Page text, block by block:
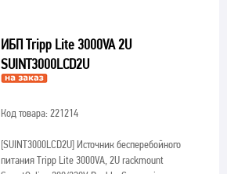
ИБП Tripp Lite 3000VA 2U
SUINT3000LCD2U
Код товара: 221214
[SUINT3000LCD2U]Источник бесперебойного
питания Tripp Lite 3000VA, 2U rackmount